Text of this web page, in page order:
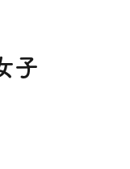
子